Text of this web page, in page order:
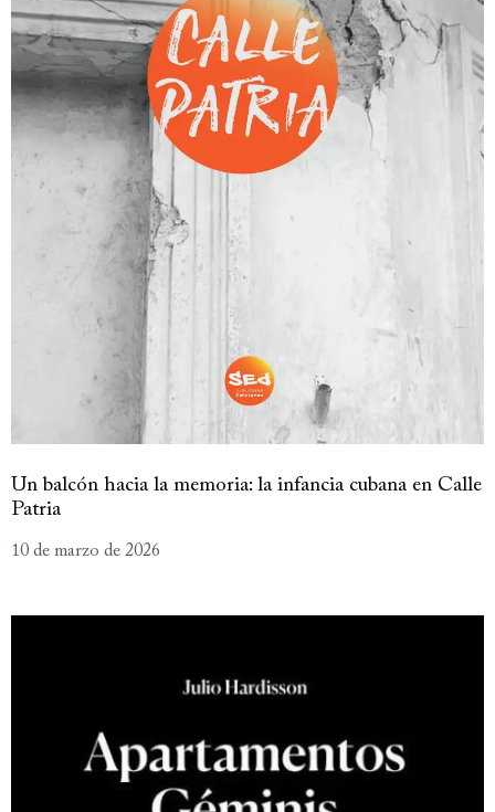
Un balcón hacia la memoria: la infancia cubana en Calle
Patria
10 de marzo de 2026